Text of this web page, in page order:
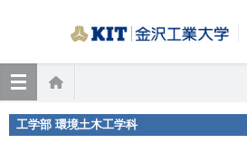
ホーム
工学部 環境土木工学科